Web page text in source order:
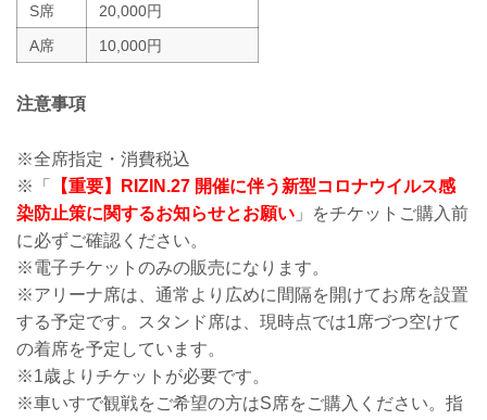
S席
20,000円
A席
10,000円
注意事項
※全席指定・消費税込
※「
【重要】RIZIN.27 開催に伴う新型コロナウイルス感
染防止策に関するお知らせとお願い 」をチケットご購入前
に必ずご確認ください。
※電子チケットのみの販売になります。
※アリーナ席は、通常より広めに間隔を開けてお席を設置
する予定です。スタンド席は、現時点では1席づつ空けて
の着席を予定しています。
※1歳よりチケットが必要です。
※車いすで観戦をご希望の方はS席をご購入ください。指